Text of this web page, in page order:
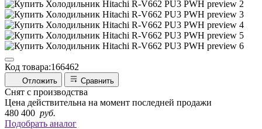
Код товара:166462
Отложить Сравнить
Снят с производства
Цена действительна на момент последней продажи
480 400 руб.
Подобрать аналог